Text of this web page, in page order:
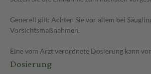
Generell gilt: Achten Sie vor allem bei
Vorsichtsmaßnahmen.
Eine vom Arzt verordnete Dosierung kann
Dosierung